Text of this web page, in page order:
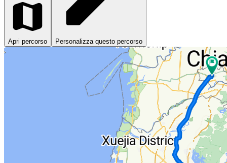
Apri percorso Personalizza questo percorso